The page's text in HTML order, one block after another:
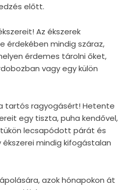
előtt.
Az ékszerek
érdekében mindig száraz,
érdemes tárolni őket,
vagy egy külön
tartós ragyogásért! Hetente
egy tiszta, puha kendővel,
lecsapódott párát és
mindig kifogástalan
azok hónapokon át